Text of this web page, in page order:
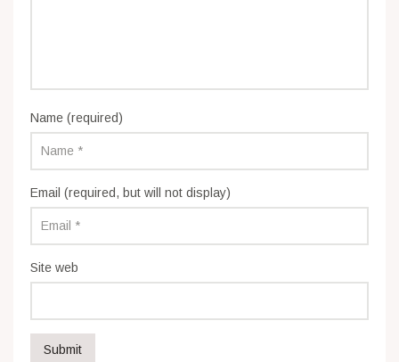
Name (required)
Email (required, but will not display)
Site web